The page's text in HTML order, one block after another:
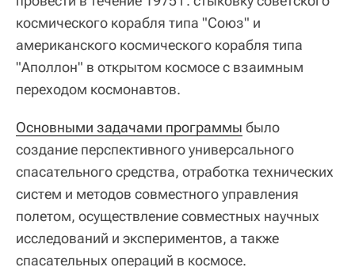
космического корабля типа "Союз" и
американского космического корабля типа
"Аполлон" в открытом космосе с взаимным
переходом космонавтов.
Основными задачами программы было
создание перспективного универсального
спасательного средства, отработка технических
систем и методов совместного управления
полетом, осуществление совместных научных
исследований и экспериментов, а также
спасательных операций в космосе.